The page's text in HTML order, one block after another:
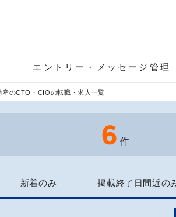
エントリー・メッセージ管理
産のCTO・CIOの転職・求人一覧
6 件
新着のみ 掲載終了日間近の